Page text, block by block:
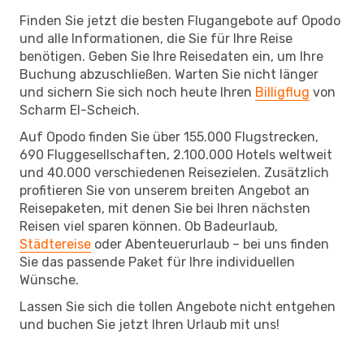
Finden Sie jetzt die besten Flugangebote auf Opodo
und alle Informationen, die Sie für Ihre Reise
benötigen. Geben Sie Ihre Reisedaten ein, um Ihre
Buchung abzuschließen. Warten Sie nicht länger
und sichern Sie sich noch heute Ihren Billigflug von
Scharm El-Scheich.
Auf Opodo finden Sie über 155.000 Flugstrecken,
690 Fluggesellschaften, 2.100.000 Hotels weltweit
und 40.000 verschiedenen Reisezielen. Zusätzlich
profitieren Sie von unserem breiten Angebot an
Reisepaketen, mit denen Sie bei Ihren nächsten
Reisen viel sparen können. Ob Badeurlaub,
Städtereise oder Abenteuerurlaub – bei uns finden
Sie das passende Paket für Ihre individuellen
Wünsche.
Lassen Sie sich die tollen Angebote nicht entgehen
und buchen Sie jetzt Ihren Urlaub mit uns!